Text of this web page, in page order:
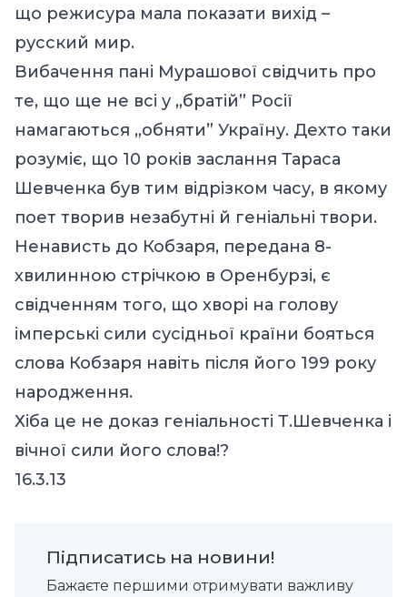
що режисура мала показати вихід –
русский мир.
Вибачення пані Мурашової свідчить про
те, що ще не всі у „братій” Росії
намагаються „обняти” Україну. Дехто таки
розуміє, що 10 років заслання Тараса
Шевченка був тим відрізком часу, в якому
поет творив незабутні й геніальні твори.
Ненависть до Кобзаря, передана 8-
хвилинною стрічкою в Оренбурзі, є
свідченням того, що хворі на голову
імперські сили сусідньої країни бояться
слова Кобзаря навіть після його 199 року
народження.
Хіба це не доказ геніальності Т.Шевченка і
вічної сили його слова!?
16.3.13
Підписатись на новини!
Бажаєте першими отримувати важливу